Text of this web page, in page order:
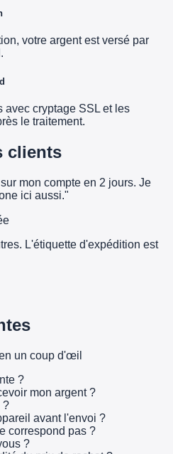
votre argent est versé par
avec cryptage SSL et les
le traitement.
clients
mon compte en 2 jours. Je
ici aussi."
L'étiquette d'expédition est
un coup d'œil
?
mon argent ?
?
avant l'envoi ?
correspond pas ?
?